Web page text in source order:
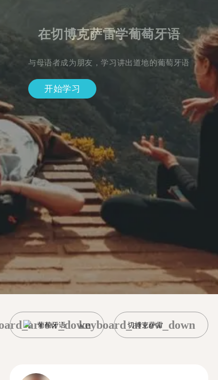
在切博克萨雷学葡萄牙语
与母语者成为朋友，学习讲出道地的葡萄牙语
开始学习
葡萄牙语 切博克萨雷
keyboard_arrow_down